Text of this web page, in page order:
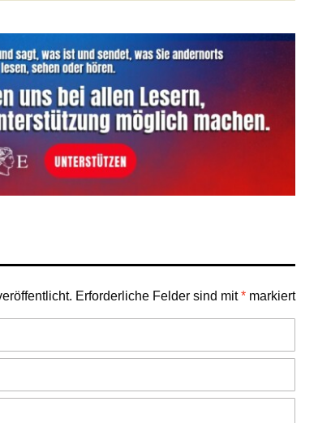
Erforderliche Felder sind mit* markiert